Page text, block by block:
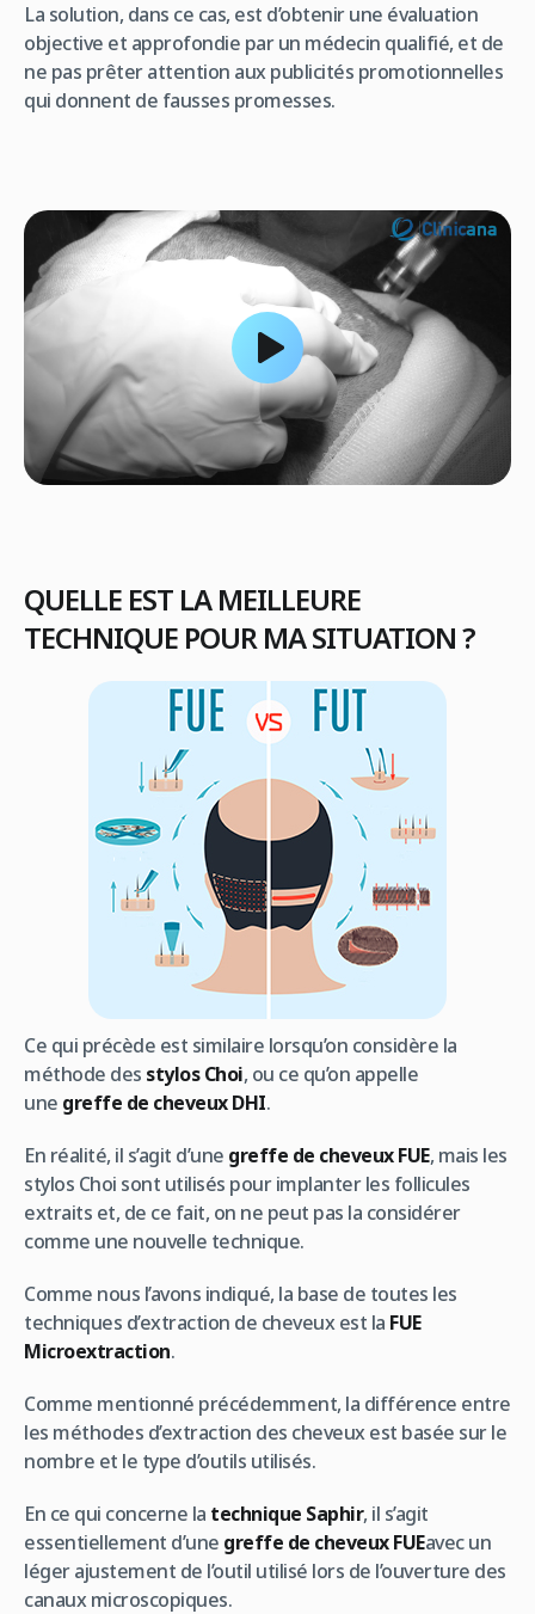
La solution, dans ce cas, est d’obtenir une évaluation
objective et approfondie par un médecin qualifié, et de
ne pas prêter attention aux publicités promotionnelles
qui donnent de fausses promesses.
QUELLE EST LA MEILLEURE
TECHNIQUE POUR MA SITUATION ?
Ce qui précède est similaire lorsqu’on considère la
méthode des stylos Choi, ou ce qu’on appelle
une greffe de cheveux DHI.
En réalité, il s’agit d’une greffe de cheveux FUE, mais les
stylos Choi sont utilisés pour implanter les follicules
extraits et, de ce fait, on ne peut pas la considérer
comme une nouvelle technique.
Comme nous l’avons indiqué, la base de toutes les
techniques d’extraction de cheveux est la FUE
Microextraction.
Comme mentionné précédemment, la différence entre
les méthodes d’extraction des cheveux est basée sur le
nombre et le type d’outils utilisés.
En ce qui concerne la technique Saphir, il s’agit
essentiellement d’une greffe de cheveux FUEavec un
léger ajustement de l’outil utilisé lors de l’ouverture des
canaux microscopiques.